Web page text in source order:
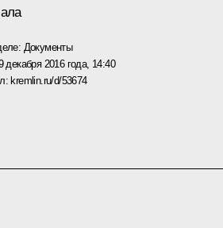
Документы
декабря 2016 года, 14:40
kremlin.ru/d/53674